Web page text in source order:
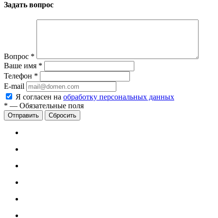
Задать вопрос
Вопрос *
Ваше имя *
Телефон *
E-mail
Я согласен на обработку персональных данных
* — Обязательные поля
Сбросить